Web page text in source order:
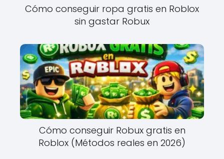
Cómo conseguir ropa gratis en Roblox
sin gastar Robux
Cómo conseguir Robux gratis en
Roblox (Métodos reales en 2026)